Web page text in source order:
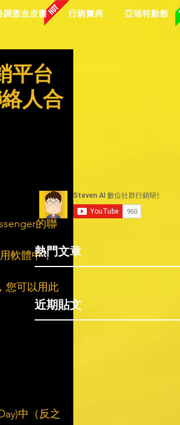
調查金皮書 行銷寶典 亞瑞特動態
平台
人合
的聯
軟體中，
您可以用此
中（反之
熱門文章
近期貼文